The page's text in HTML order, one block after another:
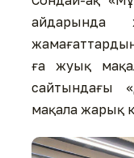
ға жуық
сайтындағы
мақала жарық